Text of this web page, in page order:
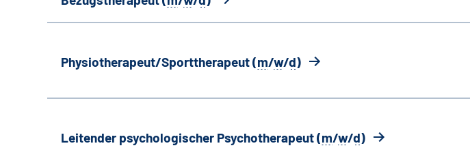
Physiotherapeut/Sporttherapeut (m/w/d)
Leitender psychologischer Psychotherapeut (m/w/d)